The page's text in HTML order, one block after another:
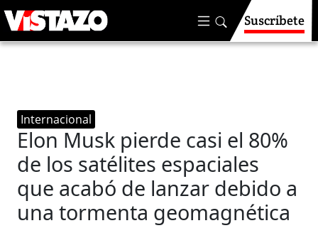
Suscríbete
Internacional
Elon Musk pierde casi el 80%
de los satélites espaciales
que acabó de lanzar debido a
una tormenta geomagnética